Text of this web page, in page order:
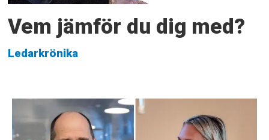
Vem jämför du dig med?
Ledarkrönika